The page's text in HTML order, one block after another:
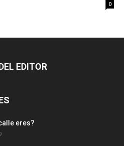
0
EDITOR
eres?